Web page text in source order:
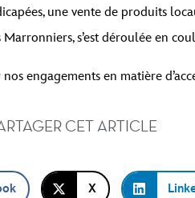
une vente de produits
Marronniers, s’est déroulée en
engagements en matière
CET ARTICLE
X